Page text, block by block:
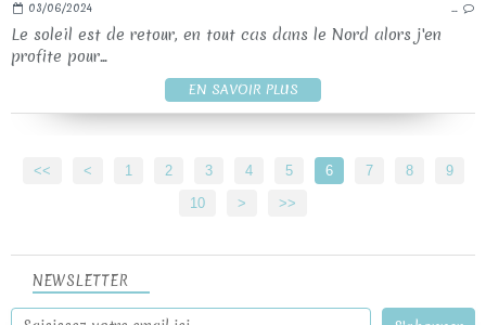
03/06/2024 …
Le soleil est de retour, en tout cas dans le Nord alors j'en
profite pour...
EN SAVOIR PLUS
<< < 1 2 3 4 5 6 7 8
9
10
20
30
> >>
NEWSLETTER